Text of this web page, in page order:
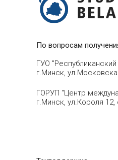
По вопросам
ГУО
г.Минск,
ГОРУП "Центр
г.Минск, ул.Короля